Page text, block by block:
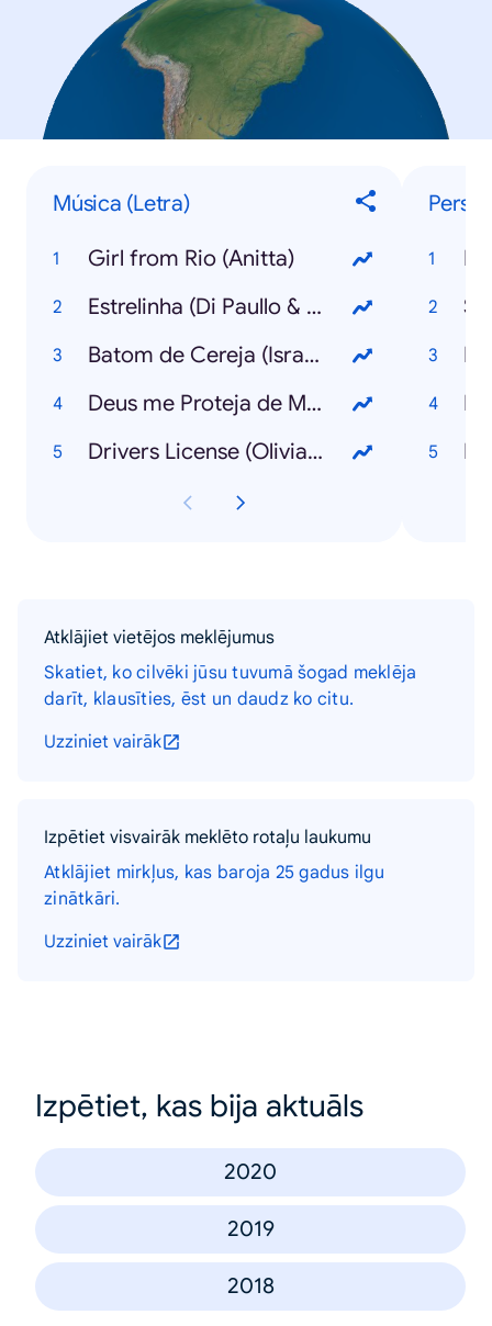
Música (Letra)
Girl from Rio (Anitta)
Estrelinha (Di Paullo & Paulino com Marília Mendonça)
Batom de Cereja (Israel & Rodolffo)
Deus me Proteja de Mim (Chico César)
Drivers License (Olivia Rodrigo)
Atklājiet vietējos meklējumus
Skatiet, ko cilvēki jūsu tuvumā šogad meklēja
darīt, klausīties, ēst un daudz ko citu.
Uzziniet vairāk
Izpētiet visvairāk meklēto rotaļu laukumu
Atklājiet mirkļus, kas baroja 25 gadus ilgu
zinātkāri.
Uzziniet vairāk
Izpētiet, kas bija aktuāls
2020
2019
2018